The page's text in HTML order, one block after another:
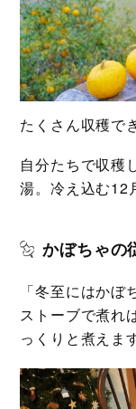
たくさん収穫で
自分たちで収穫
湯。冷え込む12
かぼちゃの
「冬至にはか
ストーブで煮れ
っくりと煮えま